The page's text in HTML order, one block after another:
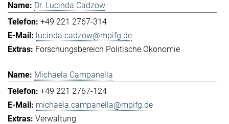
Dr. Lucinda Cadzow
+49 221 2767-314
lucinda.cadzow@mpifg.de
Forschungsbereich Politische Ökonomie
Michaela Campanella
+49 221 2767-124
michaela.campanella@mpifg.de
Verwaltung